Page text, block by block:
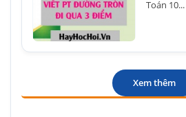
Toán 10...
Xem thêm